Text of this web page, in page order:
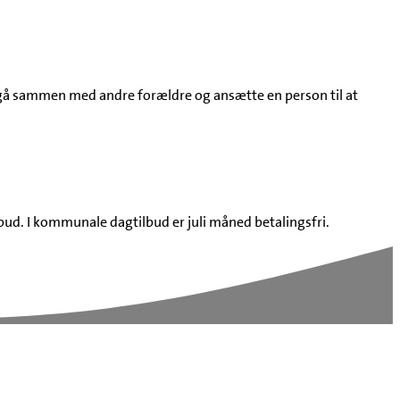
sammen med andre forældre og ansætte en person til at
I kommunale dagtilbud er juli måned betalingsfri.